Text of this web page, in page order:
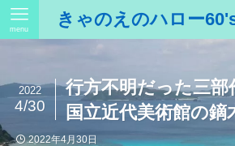
きゃのえのハロー60's
menu
行方不明だった三部
国立近代美術館の鏑
2022
4/30
2022年4月30日